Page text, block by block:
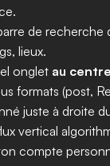
de
lieux.
onglet au centre
formats (post,
juste à droite
vertical
compte